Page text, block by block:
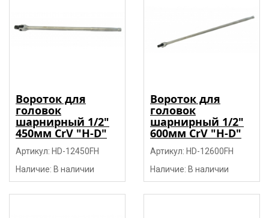
Вороток для
головок
шарнирный 1/2"
450мм CrV "H-D"
Артикул: HD-12450FH
Наличие: В наличии
Вороток для
головок
шарнирный 1/2"
600мм CrV "H-D"
Артикул: HD-12600FH
Наличие: В наличии